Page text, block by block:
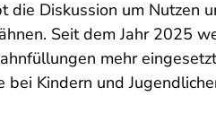
die Diskussion um Nutzen
Seit dem Jahr 2025
mehr
Kindern und